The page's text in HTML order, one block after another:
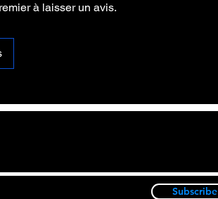
à laisser un avis.
Subscribe